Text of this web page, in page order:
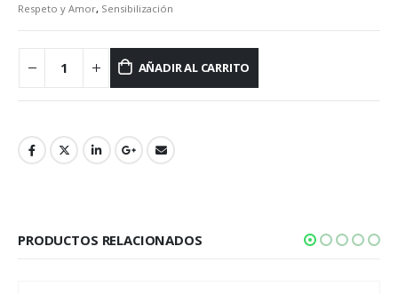
Respeto y Amor, Sensibilización
AÑADIR AL CARRITO
PRODUCTOS RELACIONADOS